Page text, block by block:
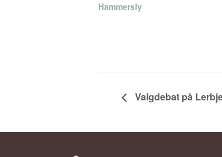
Hammersly
Valgdebat på